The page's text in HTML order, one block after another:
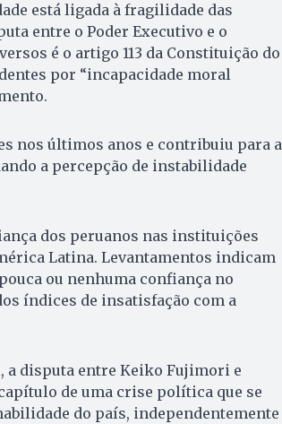
está ligada à fragilidade das
entre o Poder Executivo e o
é o artigo 113 da Constituição do
por “incapacidade moral
nos últimos anos e contribuiu para a
a percepção de instabilidade
dos peruanos nas instituições
Latina. Levantamentos indicam
ou nenhuma confiança no
índices de insatisfação com a
a disputa entre Keiko Fujimori e
de uma crise política que se
do país, independentemente